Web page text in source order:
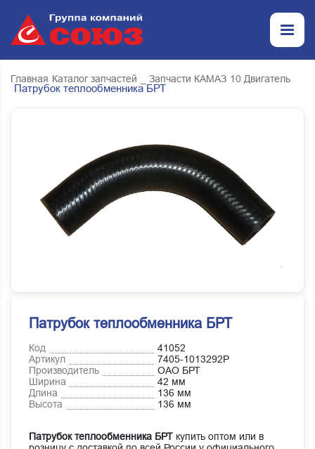
Главная Каталог запчастей _ Запчасти КАМАЗ 10 Двигатель
Патрубок теплообменника БРТ
Патрубок теплообменника БРТ
Код
41052
Артикул
7405-1013292Р
Производитель
ОАО БРТ
Ширина
42 мм
Длина
136 мм
Высота
136 мм
Патрубок теплообменника БРТ купить оптом или в